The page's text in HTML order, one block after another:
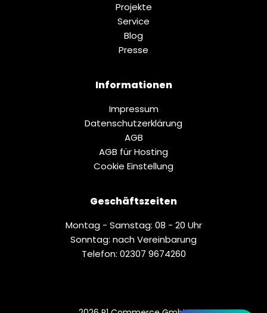
Projekte
Service
Blog
Presse
Informationen
Impressum
Datenschutz­erklärung
AGB
AGB für Hosting
Cookie Einstellung
Geschäftszeiten
Montag - Samstag: 08 - 20 Uhr
Sonntag: nach Vereinbarung
Telefon: 02307 9674260